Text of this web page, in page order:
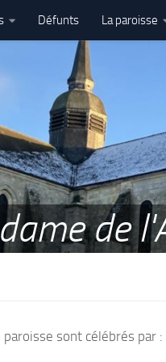
Défunts La paroisse
– Ham
de
sont célébrés par :